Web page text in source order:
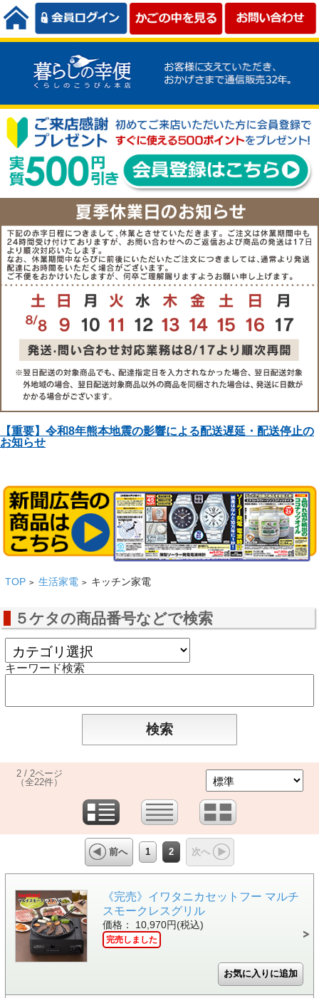
【重要】令和8年熊本地震の影響による配送遅延・配送停止の
お知らせ
TOP > 生活家電 > キッチン家電
５ケタの商品番号などで検索
キーワード検索
2 / 2ページ
（全22件）
前へ 1 2 次へ
《完売》イワタニカセットフー マルチ
スモークレスグリル
価格： 10,970円(税込)
完売しました